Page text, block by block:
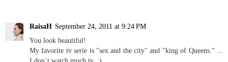
RaisaH September 24, 2011 at 9:24 PM
You look beautiful!
My favorite tv serie is "sex and the city" and "king of Queens." ...